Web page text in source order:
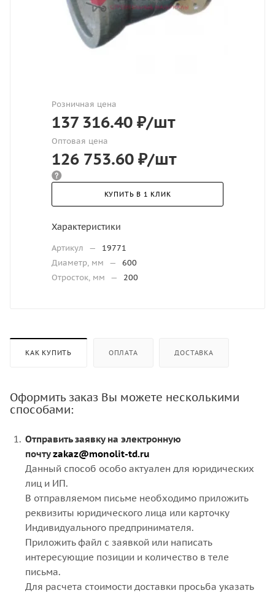
Розничная цена
137 316.40 ₽/шт
Оптовая цена
126 753.60 ₽/шт
КУПИТЬ В 1 КЛИК
Характеристики
Артикул —
19771
Диаметр, мм
—
600
Отросток, мм
— 200
КАК КУПИТЬ ОПЛАТА ДОСТАВКА
Оформить заказ Вы можете несколькими
способами:
Отправить заявку на электронную
почтуzakaz@monolit-td.ru
Данный способ особо актуален для юридических
лиц и ИП.
В отправляемом письме необходимо приложить
реквизиты юридического лица или карточку
Индивидуального предпринимателя.
Приложить файл с заявкой или написать
интересующие позиции и количество в теле
письма.
Для расчета стоимости доставки просьба указать